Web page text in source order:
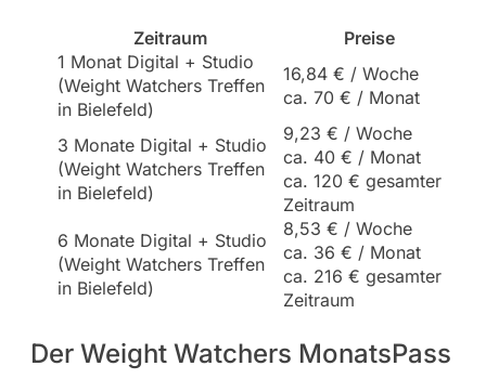
Zeitraum
Preise
1 Monat Digital + Studio
(Weight Watchers Treffen
in Bielefeld)
16,84 € / Woche
ca. 70 € / Monat
3 Monate Digital + Studio
(Weight Watchers Treffen
in Bielefeld)
9,23 € / Woche
ca. 40 € / Monat
ca. 120 € gesamter
Zeitraum
6 Monate Digital + Studio
(Weight Watchers Treffen
in Bielefeld)
8,53 € / Woche
ca. 36 € / Monat
ca. 216 € gesamter
Zeitraum
Der Weight Watchers MonatsPass